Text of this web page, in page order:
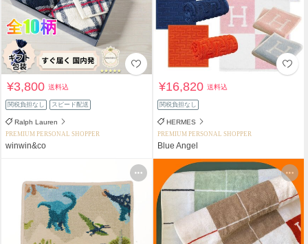
¥3,800送料込
関税負担なし スピード配送
Ralph Lauren
PREMIUM PERSONAL SHOPPER
winwin&co
¥16,820送料込
関税負担なし
HERMES
PREMIUM PERSONAL SHOPPER
Blue Angel